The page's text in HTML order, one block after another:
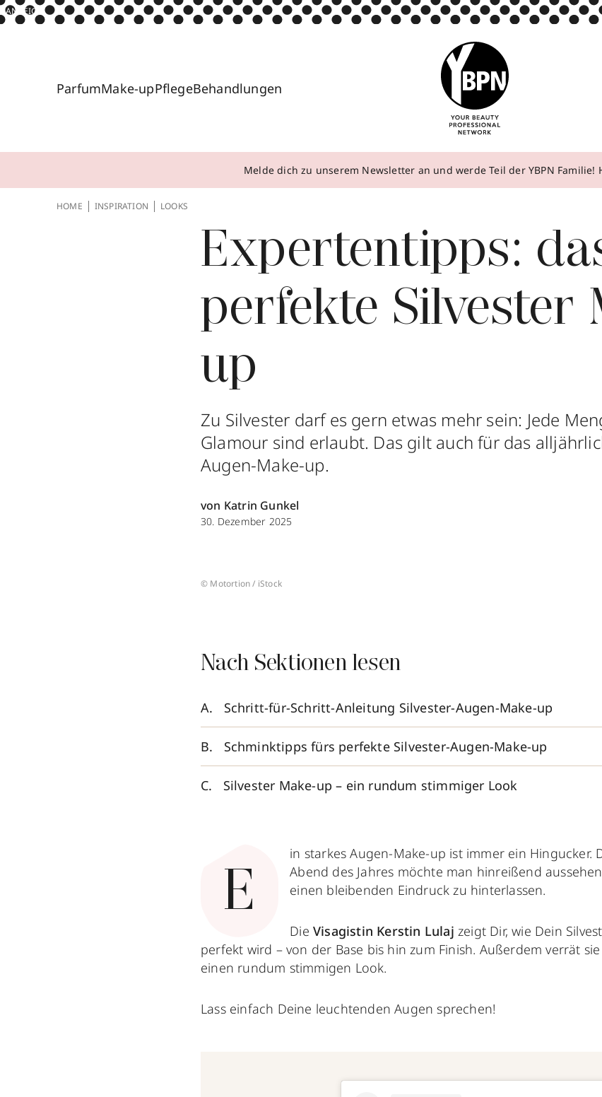
ANZEIGE
ParfumMake-upPflegeBehandlungen
Melde dich zu unserem Newsletter an und werde Teil der YBPN Familie!
HOME INSPIRATION LOOKS
Expertentipps:
perfekte Silvester
up
Zu Silvester darf es gern etwas mehr sein: Jede
Glamour sind erlaubt. Das gilt auch für das
Augen-Make-up.
von Katrin Gunkel
30. Dezember 2025
© Motortion / iStock
Nach Sektionen lesen
Schritt-für-Schritt-Anleitung Silvester-Augen-Make-up
Schminktipps fürs perfekte Silvester-Augen-Make-up
Silvester Make-up – ein rundum stimmiger Look
E
in starkes Augen-Make-up ist immer ein Hingucker.
Abend des Jahres möchte man hinreißend
einen bleibenden Eindruck zu hinterlassen.
DieVisagistin Kerstin Lulaj zeigt Dir, wie Dein
perfekt wird – von der Base bis hin zum Finish. Außerdem verrät
einen rundum stimmigen Look.
Lass einfach Deine leuchtenden Augen sprechen!